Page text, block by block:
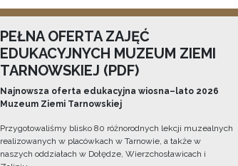
PEŁNA OFERTA ZAJĘĆ
EDUKACYJNYCH MUZEUM ZIEMI
TARNOWSKIEJ (PDF)
Najnowsza oferta edukacyjna wiosna–lato 2026
Muzeum Ziemi Tarnowskiej
Przygotowaliśmy blisko 80 różnorodnych lekcji muzealnych
realizowanych w placówkach w Tarnowie, a także w
naszych oddziałach w Dołędze, Wierzchosławicach i